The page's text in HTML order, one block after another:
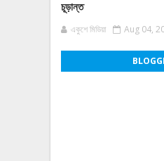
চূড়ান্ত
একুশে মিডিয়া Aug 04,